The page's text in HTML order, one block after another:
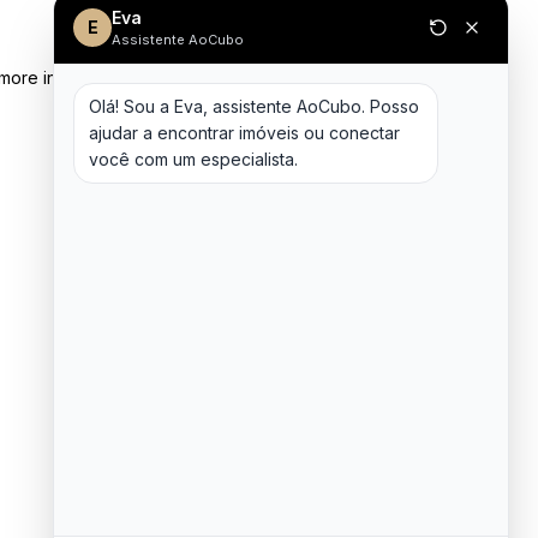
information)
E Eva
Assistente AoCubo
Olá! Sou a Eva, assistente AoCubo. Posso
ajudar a encontrar imóveis ou conectar
você com um especialista.